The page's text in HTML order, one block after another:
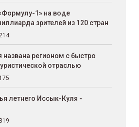
1» на воде
зрителей из 120 стран
214
названа регионом с быстро
отраслью
175
летнего Иссык-Куля -
319